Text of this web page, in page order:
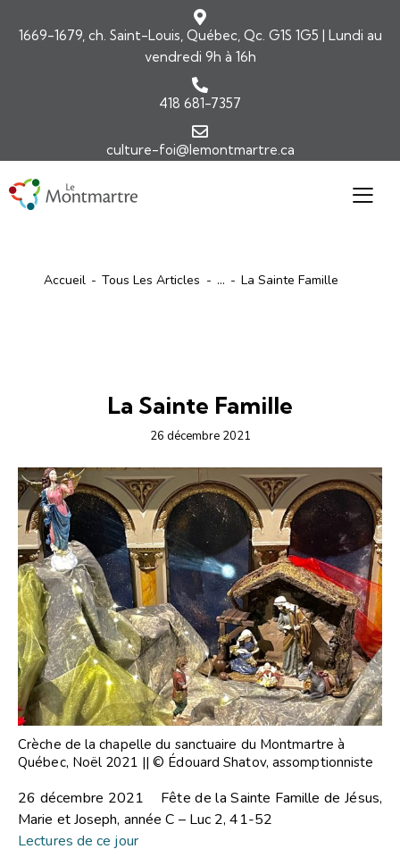
1669-1679, ch. Saint-Louis, Québec, Qc. G1S 1G5 | Lundi au
vendredi 9h à 16h
418 681-7357
culture-foi@lemontmartre.ca
Accueil Tous Les Articles ... La Sainte Famille
La Sainte Famille
26 décembre 2021
Crèche de la chapelle du sanctuaire du Montmartre à
Québec, Noël 2021 || © Édouard Shatov, assomptionniste
26 décembre 2021 Fête de la Sainte Famille de Jésus,
Marie et Joseph, année C – Luc 2, 41-52
Lectures de ce jour